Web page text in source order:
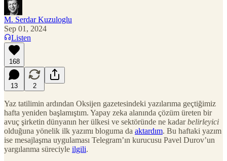
M. Serdar Kuzuloglu
Sep 01, 2024
Listen
168
13 2
Yaz tatilimin ardından Oksijen gazetesindeki yazılarıma geçtiğimiz
hafta yeniden başlamıştım. Yapay zeka alanında çözüm üreten bir
avuç şirketin dünyanın her ülkesi ve sektöründe ne kadarbelirleyici
olduğuna yönelik ilk yazımı bloguma da aktardım. Bu haftaki yazım
ise mesajlaşma uygulaması Telegram’ın kurucusu Pavel Durov’un
yargılanma süreciyle ilgili.